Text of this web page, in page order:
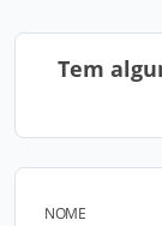
Tem
NOME